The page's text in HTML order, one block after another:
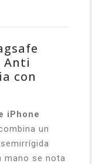
Anti
con
iPhone
un
mano se nota